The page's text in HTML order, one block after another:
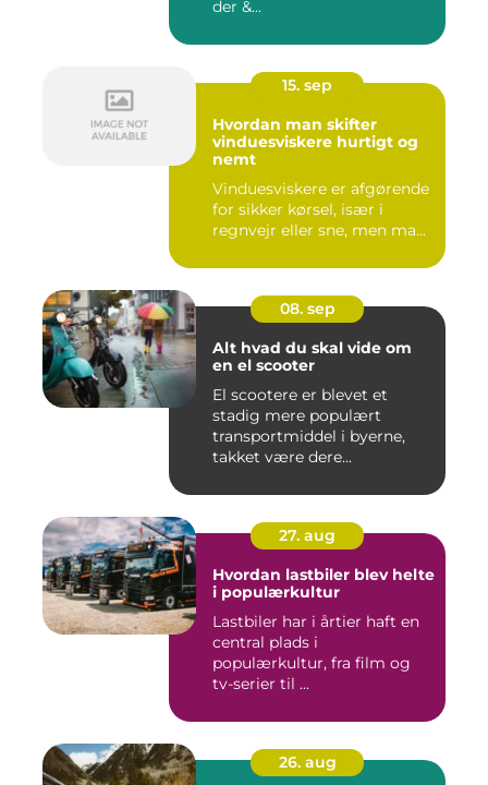
der &...
15. sep
Hvordan man skifter
vinduesviskere hurtigt og
nemt
Vinduesviskere er afgørende
for sikker kørsel, især i
regnvejr eller sne, men ma...
08. sep
Alt hvad du skal vide om
en el scooter
El scootere er blevet et
stadig mere populært
transportmiddel i byerne,
takket være dere...
27. aug
Hvordan lastbiler blev helte
i populærkultur
Lastbiler har i årtier haft en
central plads i
populærkultur, fra film og
tv-serier til ...
26. aug